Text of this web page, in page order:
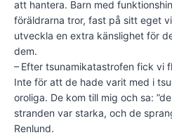
att hantera. Barn med
föräldrarna tror, fast på sitt eget
utveckla en extra känslighet för
dem.
– Efter tsunamikatastrofen fick vi
Inte för att de hade varit med i
oroliga. De kom till mig och sa:
stranden var starka, och de
Renlund.